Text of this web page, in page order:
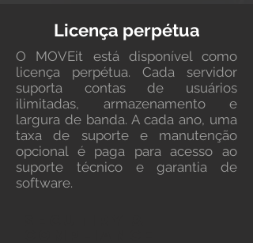
Licença perpétua
O MOVEit está disponível como
licença perpétua. Cada servidor
suporta contas de usuários
ilimitadas, armazenamento e
largura de banda. A cada ano, uma
taxa de suporte e manutenção
opcional é paga para acesso ao
suporte técnico e garantia de
software.